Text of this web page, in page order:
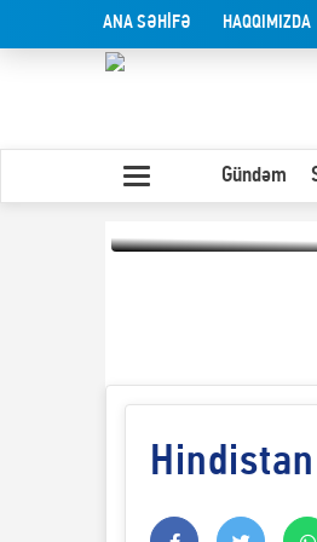
ANA SƏHİFƏ HAQQIMIZDA
Gündəm